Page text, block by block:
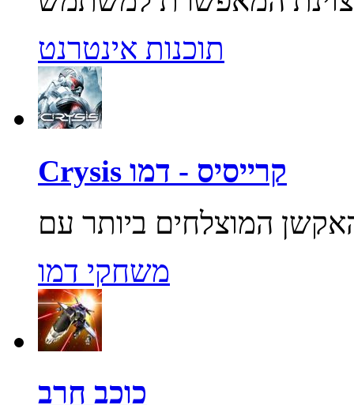
תוכנות אינטרנט
Crysis קרייסיס - דמו
משחקי דמו
כוכב חרב